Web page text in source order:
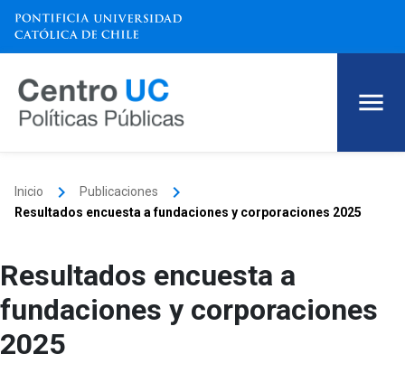
Inicio keyboard_arrow_right Publicaciones keyboard_arrow_right
Resultados encuesta a fundaciones y corporaciones 2025
Resultados encuesta a
fundaciones y corporaciones
2025